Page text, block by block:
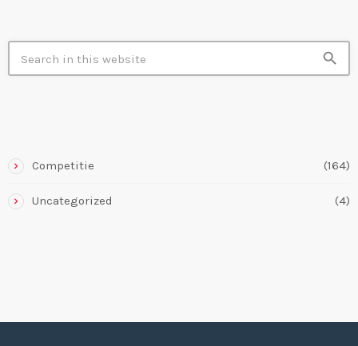
search
Competitie (164)
Uncategorized (4)